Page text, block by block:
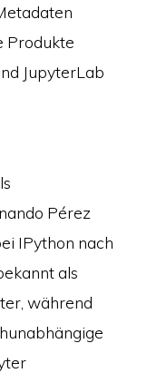
Produkte
JupyterLab
Pérez
IPython nach
als
während